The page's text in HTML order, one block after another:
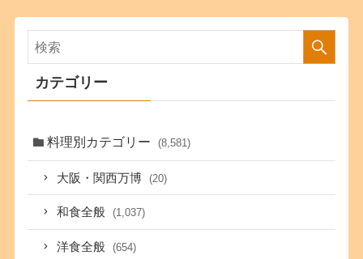
カテゴリー
料理別カテゴリー (8,581)
大阪・関西万博 (20)
和食全般 (1,037)
洋食全般 (654)